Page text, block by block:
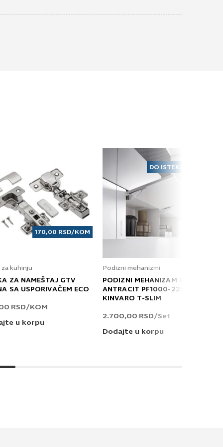
170,00 RSD/KOM
za kuhinju
ZA NAMEŠTAJ GTV
SA USPORIVAČEM ECO
RSD/KOM
u korpu
DO ISTEKA ZALIHA
Podizni mehanizmi
PODIZNI MEHANIZAM GRASS
ANTRACIT PF1000-2250 T
KINVARO T-SLIM
2.700,00 RSD/Set
Dodajte u korpu